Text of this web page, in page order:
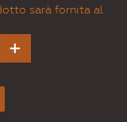
sarà fornita al